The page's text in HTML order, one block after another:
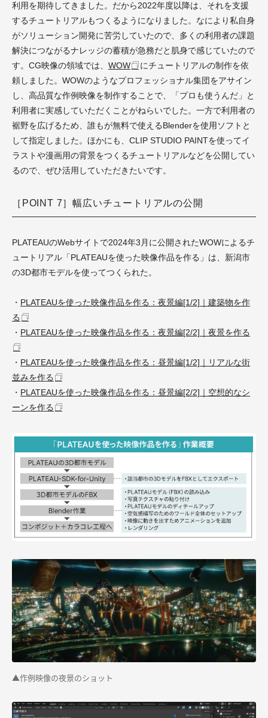
利用を期待してきました。だから2022年度以降は、それを支援
するチュートリアルもつくるようになりました。なにより私自身
がソリューション開発に苦労していたので、多くの利用者の課題
解決につながるナレッジの蓄積が急務だと肌身で感じていたので
す。CG映像の領域では、 WOW
にチュートリアルの制作を依
頼しました。WOWのようなプロフェッショナル集団をアサイン
し、高品質な作例映像を制作することで、「プロも使うんだ」と
利用者に実感していただくことがねらいでした。一方で利用者の
裾野を広げるため、誰もが無料で使えるBlenderを使用ソフトと
して指定しました。ほかにも、CLIP STUDIO PAINTを使ってイ
ラストや漫画用の背景をつくるチュートリアルなどを公開してい
るので、ぜひ活用していただきたいです。
［POINT 7］幅広いチュートリアルの公開
PLATEAUのWebサイトで2024年3月に公開されたWOWによるチ
ュートリアル「PLATEAUを使った映像作品を作る」は、新潟市
の3D都市モデルを使ってつくられた。
・ PLATEAUを使った映像作品を作る：夜景編[1/2]｜建築物を作
る
・ PLATEAUを使った映像作品を作る：夜景編[2/2]｜夜景を作る
・ PLATEAUを使った映像作品を作る：昼景編[1/2]｜リアルな街
並みを作る
・ PLATEAUを使った映像作品を作る：昼景編[2/2]｜空想的なシ
ーンを作る
▲作例映像の夜景のショット